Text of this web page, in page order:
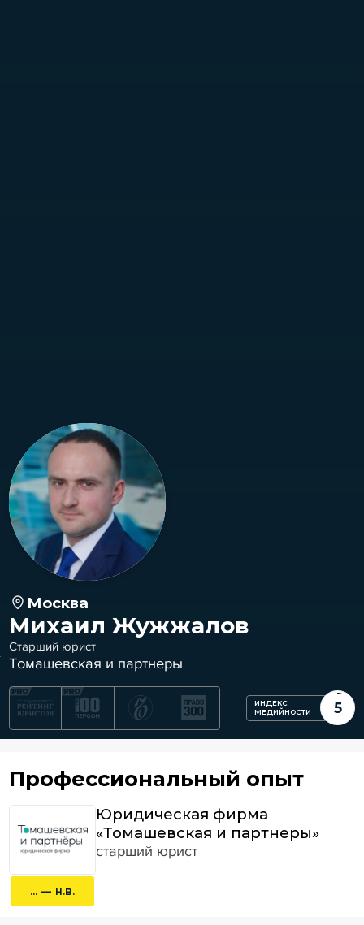
Москва
Михаил Жужжалов
Старший юрист
Томашевская и партнеры
ИНДЕКС
МЕДИЙНОСТИ
5
Профессиональный опыт
... — н.в.
Юридическая фирма
«Томашевская и партнеры»
старший юрист